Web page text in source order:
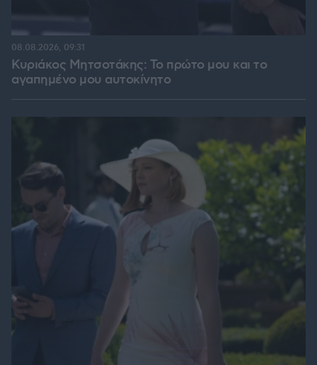
Κυριάκος Μητσοτάκης: Το πρώτο μου και το
αγαπημένο μου αυτοκίνητο
08.08.2026, 09:31